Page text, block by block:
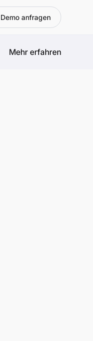
Demo anfragen
Mehr erfahren